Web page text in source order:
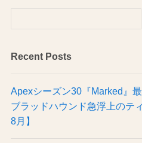
Recent Posts
Apexシーズン30『Marked』
ブラッドハウンド急浮上のテ
8月】